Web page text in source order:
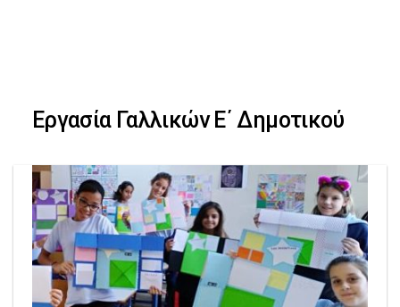
navigation
Skip
to
content
Εργασία Γαλλικών Ε΄ Δημοτικού